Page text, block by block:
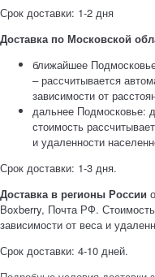
Срок доставки: 1-2 дня
Доставка по Московской
ближайшее
– рассчитывается
зависимости от
дальнее Подмосковье:
стоимость
и удаленности
Срок доставки: 1-3 дня.
Доставка в регионы России
Boxberry, Почта РФ.
зависимости от веса и
Срок доставки: 4-10 дней.